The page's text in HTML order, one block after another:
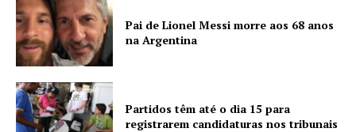
Pai de Lionel Messi morre aos 68 anos
na Argentina
Partidos têm até o dia 15 para
registrarem candidaturas nos tribunais